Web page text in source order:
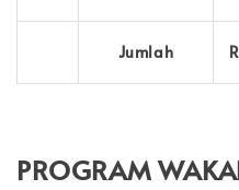
Jumlah
PROGRAM